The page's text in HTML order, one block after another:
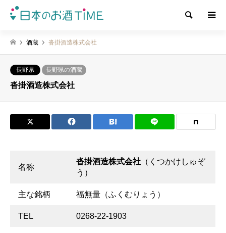
検索
酒蔵 沓掛酒造株式会社
長野県 長野県の酒蔵
沓掛酒造株式会社
名称
沓掛酒造株式会社 （くつかけしゅぞ
う）
主な銘柄 福無量（ふくむりょう）
TEL 0268-22-1903